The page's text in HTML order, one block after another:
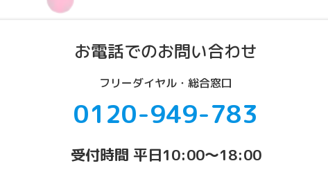
お電話でのお問い合わせ
フリーダイヤル・総合窓口
0120-949-783
受付時間 平日10:00～18:00